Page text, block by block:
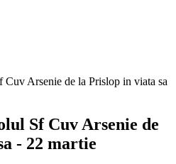
Arsenie de la Prislop in viata sa
Sf Cuv Arsenie de
- 22 martie